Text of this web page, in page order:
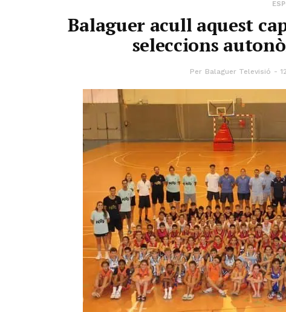
Balaguer acull aquest
seleccions
Per Balaguer Televisió